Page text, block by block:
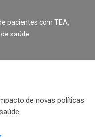
pacientes com TEA:
saúde